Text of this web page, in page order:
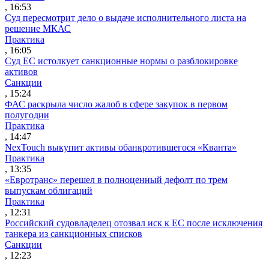
, 16:53
Суд пересмотрит дело о выдаче исполнительного листа на
решение МКАС
Практика
, 16:05
Суд ЕС истолкует санкционные нормы о разблокировке
активов
Санкции
, 15:24
ФАС раскрыла число жалоб в сфере закупок в первом
полугодии
Практика
, 14:47
NexTouch выкупит активы обанкротившегося «Кванта»
Практика
, 13:35
«Евротранс» перешел в полноценный дефолт по трем
выпускам облигаций
Практика
, 12:31
Российский судовладелец отозвал иск к ЕС после исключения
танкера из санкционных списков
Санкции
, 12:23